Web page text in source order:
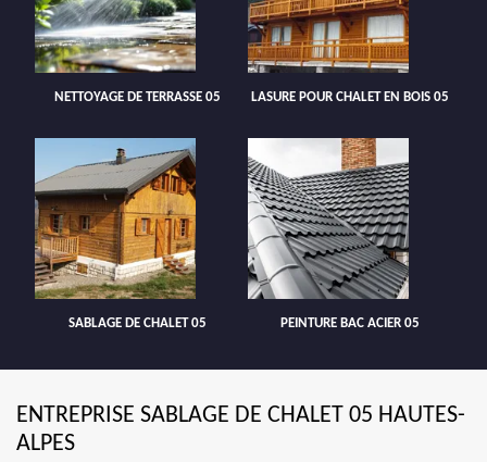
NETTOYAGE DE TERRASSE 05 LASURE POUR CHALET EN BOIS 05
SABLAGE DE CHALET 05 PEINTURE BAC ACIER 05
ENTREPRISE SABLAGE DE CHALET 05 HAUTES-
ALPES